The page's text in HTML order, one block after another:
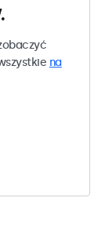
na